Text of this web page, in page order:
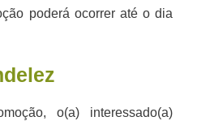
poderá ocorrer até o dia
o(a) interessado(a)